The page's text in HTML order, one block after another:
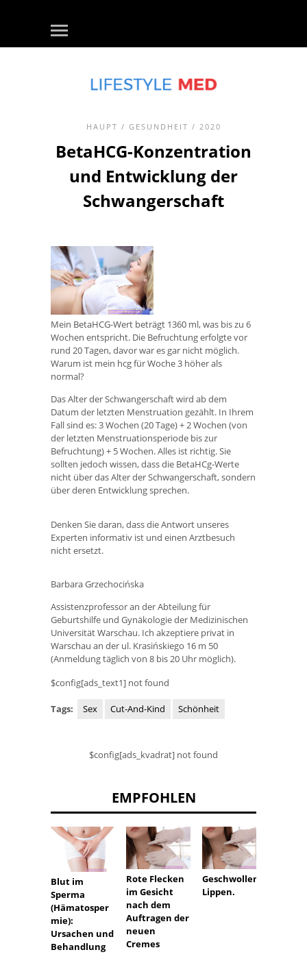
HAUPT / GESUNDHEIT / 2020
BetaHCG-Konzentration
und Entwicklung der
Schwangerschaft
Mein BetaHCG-Wert beträgt 1360 ml, was bis zu 6
Wochen entspricht. Die Befruchtung erfolgte vor
rund 20 Tagen, davor war es gar nicht möglich.
Warum ist mein hcg für Woche 3 höher als
normal?
Das Alter der Schwangerschaft wird ab dem
Datum der letzten Menstruation gezählt. In Ihrem
Fall sind es: 3 Wochen (20 Tage) + 2 Wochen (von
der letzten Menstruationsperiode bis zur
Befruchtung) + 5 Wochen. Alles ist richtig. Sie
sollten jedoch wissen, dass die BetaHCg-Werte
nicht über das Alter der Schwangerschaft, sondern
über deren Entwicklung sprechen.
Denken Sie daran, dass die Antwort unseres
Experten informativ ist und einen Arztbesuch
nicht ersetzt.
Barbara Grzechocińska
Assistenzprofessor an der Abteilung für
Geburtshilfe und Gynäkologie der Medizinischen
Universität Warschau. Ich akzeptiere privat in
Warschau an der ul. Krasińskiego 16 m 50
(Anmeldung täglich von 8 bis 20 Uhr möglich).
$config[ads_text1] not found
Tags: Sex Cut-And-Kind Schönheit
$config[ads_kvadrat] not found
EMPFOHLEN
Blut im
Sperma
(Hämatosper
mie):
Ursachen und
Behandlung
Rote Flecken
im Gesicht
nach dem
Auftragen der
neuen
Cremes
Geschwollene
Lippen.